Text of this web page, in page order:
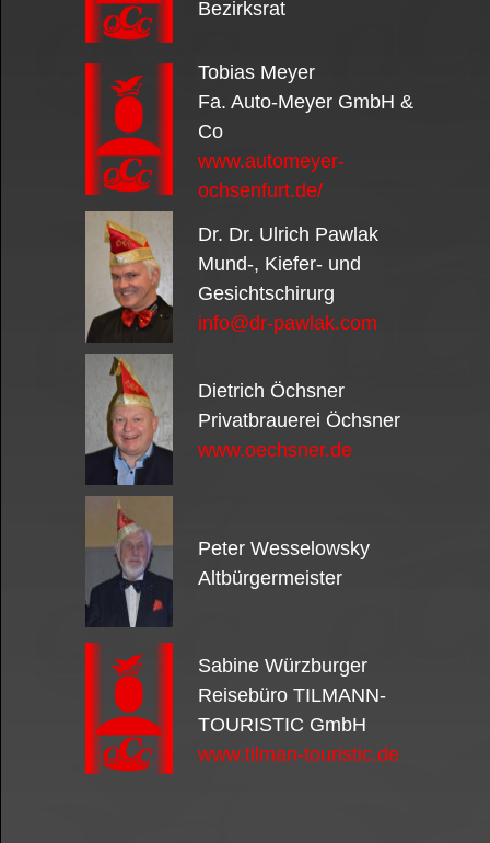
Bezirksrat
Tobias Meyer
Fa. Auto-Meyer GmbH &
Co
www.automeyer-
ochsenfurt.de/
Dr. Dr. Ulrich Pawlak
Mund-, Kiefer- und
Gesichtschirurg
info@dr-pawlak.com
Dietrich Öchsner
Privatbrauerei Öchsner
www.oechsner.de
Peter Wesselowsky
Altbürgermeister
Sabine Würzburger
Reisebüro TILMANN-
TOURISTIC GmbH
www.tilman-touristic.de